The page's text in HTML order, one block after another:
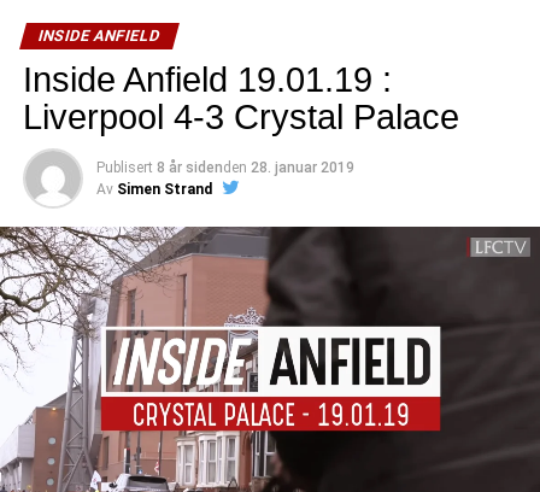
INSIDE ANFIELD
Inside Anfield 19.01.19 :
Liverpool 4-3 Crystal Palace
Publisert 8 år sidenden 28. januar 2019
Av Simen Strand